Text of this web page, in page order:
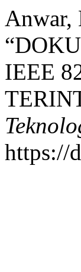
Anwar,
IEEE
https://